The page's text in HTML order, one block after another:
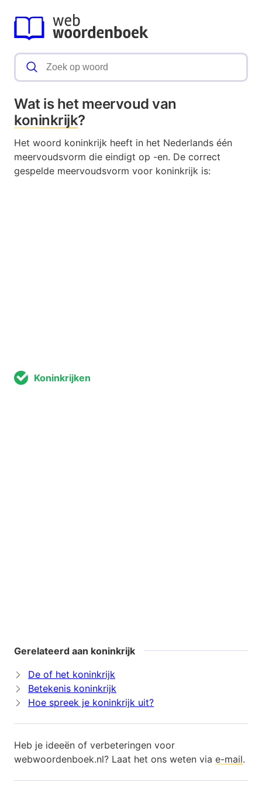
Wat is het meervoud van
koninkrijk?
Het woord koninkrijk heeft in het Nederlands één
meervoudsvorm die eindigt op -en. De correct
gespelde meervoudsvorm voor koninkrijk is:
Koninkrijken
Gerelateerd aan koninkrijk
De of het koninkrijk
Betekenis koninkrijk
Hoe spreek je koninkrijk uit?
Heb je ideeën of verbeteringen voor
webwoordenboek.nl? Laat het ons weten via e-mail.